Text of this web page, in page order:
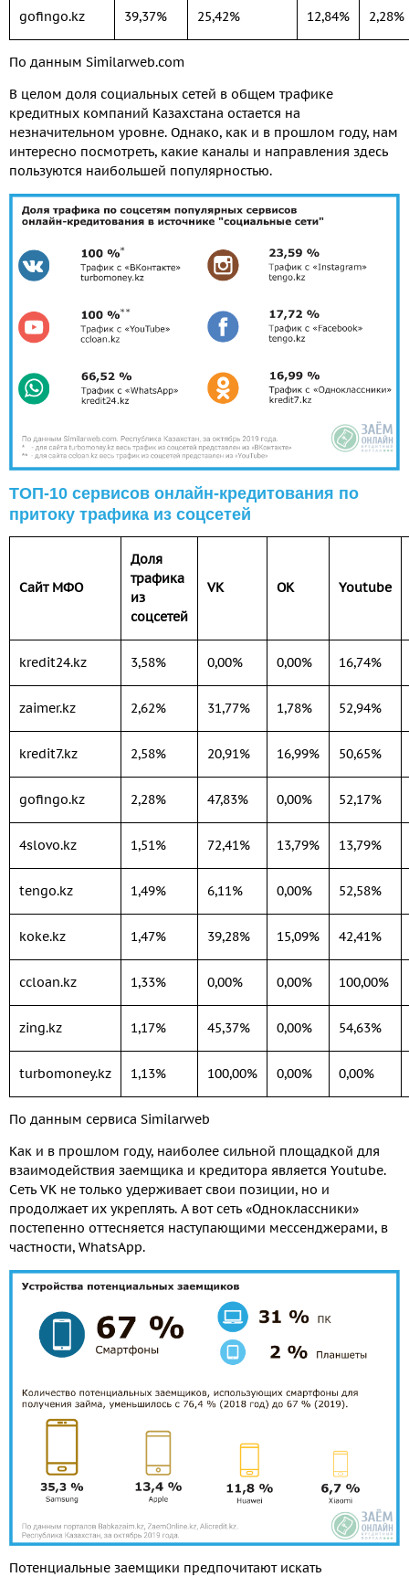
gofingo.kz 39,37% 25,42% 12,84% 2,28%
По данным Similarweb.com
В целом доля социальных сетей в общем трафике
кредитных компаний Казахстана остается на
незначительном уровне. Однако, как и в прошлом году, нам
интересно посмотреть, какие каналы и направления здесь
пользуются наибольшей популярностью.
ТОП-10 сервисов онлайн-кредитования по
притоку трафика из соцсетей
Сайт МФО
Доля
трафика
из
соцсетей
VK OK Youtube
kredit24.kz 3,58% 0,00% 0,00% 16,74%
zaimer.kz 2,62% 31,77% 1,78% 52,94%
kredit7.kz 2,58% 20,91% 16,99% 50,65%
gofingo.kz 2,28% 47,83% 0,00% 52,17%
4slovo.kz 1,51% 72,41% 13,79% 13,79%
tengo.kz 1,49% 6,11% 0,00% 52,58%
koke.kz 1,47% 39,28% 15,09% 42,41%
ccloan.kz 1,33% 0,00% 0,00% 100,00%
zing.kz 1,17% 45,37% 0,00% 54,63%
turbomoney.kz 1,13% 100,00% 0,00% 0,00%
По данным сервиса Similarweb
Как и в прошлом году, наиболее сильной площадкой для
взаимодействия заемщика и кредитора является Youtube.
Сеть VK не только удерживает свои позиции, но и
продолжает их укреплять. А вот сеть «Одноклассники»
постепенно оттесняется наступающими мессенджерами, в
частности, WhatsApp.
Потенциальные заемщики предпочитают искать